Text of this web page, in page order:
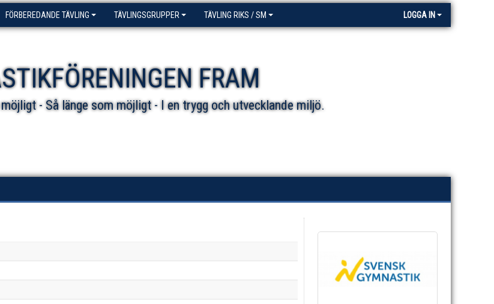
FÖRBEREDANDE TÄVLING TÄVLINGSGRUPPER TÄVLING RIKS / SM LOGGA IN
FRAM
- Så länge som möjligt - I en trygg och utvecklande miljö.